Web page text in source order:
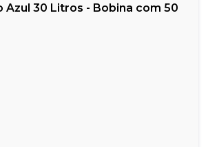
Azul 30 Litros - Bobina com 50